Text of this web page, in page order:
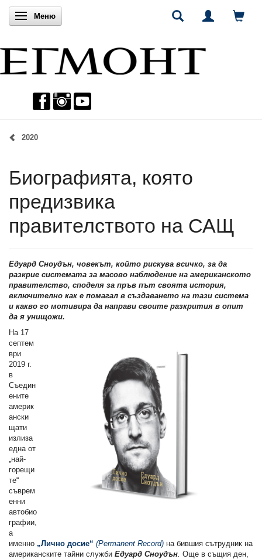
Включи навигацията
Меню
2020
Биографията, която
предизвика
правителството на САЩ
Едуард Сноудън, човекът, който рискува всичко, за да
разкрие системата за масово наблюдение на американското
правителство, споделя за пръв път своята история,
включително как е помагал в създаването на тази система
и какво го мотивира да направи своите разкрития в опит
да я унищожи.
На 17
септем
ври
2019 г.
в
Съедин
ените
америк
ански
щати
излиза
една от
„най-
горещи
те“
съврем
енни
автобио
графии,
а
именно „Лично досие“ (Permanent Record) на бившия сътрудник на
американските тайни служби Едуард Сноудън Още в същия ден,